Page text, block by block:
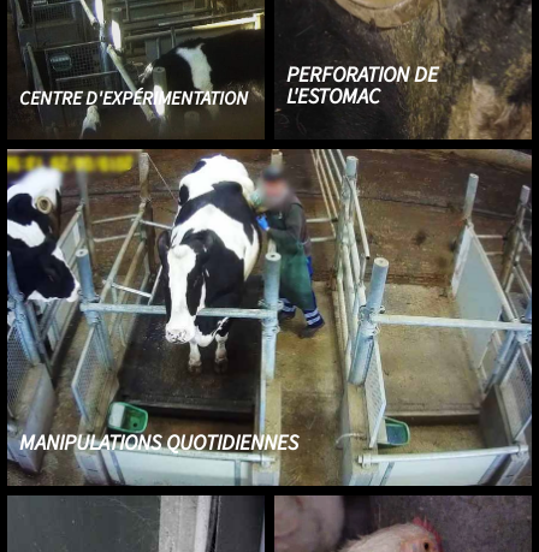
CENTRE D'EXPÉRIMENTATION
Le centre d'expérimentation fait
des tests sur les vaches, poulets,
cochons et lapins afin
d’augmenter leur productivité.
PERFORATION DE
L'ESTOMAC
Un hublot de 15 cm est apposé
sur les vaches dont l'estomac a
été perforé pour étudier leur
digestion.
MANIPULATIONS QUOTIDIENNES